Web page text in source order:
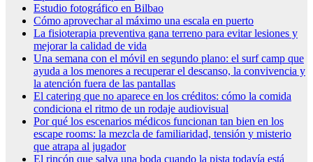
Estudio fotográfico en Bilbao
Cómo aprovechar al máximo una escala en puerto
La fisioterapia preventiva gana terreno para evitar lesiones y
mejorar la calidad de vida
Una semana con el móvil en segundo plano: el surf camp que
ayuda a los menores a recuperar el descanso, la convivencia y
la atención fuera de las pantallas
El catering que no aparece en los créditos: cómo la comida
condiciona el ritmo de un rodaje audiovisual
Por qué los escenarios médicos funcionan tan bien en los
escape rooms: la mezcla de familiaridad, tensión y misterio
que atrapa al jugador
El rincón que salva una boda cuando la pista todavía está